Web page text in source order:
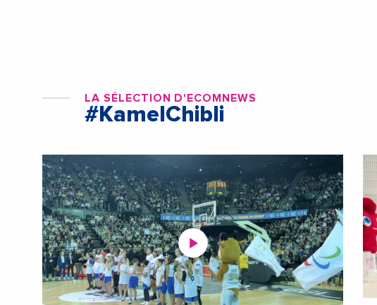
LA SÉLECTION D'ECOMNEWS
#KamelChibli